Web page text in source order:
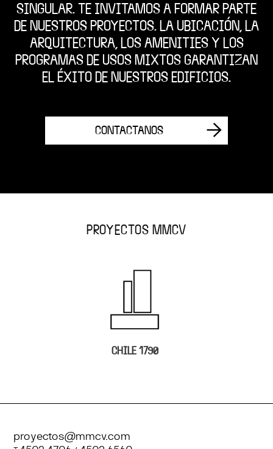
SINGULAR. TE INVITAMOS A FORMAR PARTE
DE NUESTROS PROYECTOS. LA UBICACIÓN, LA
ARQUITECTURA, LOS AMENITIES Y LOS
PROGRAMAS DE USOS MIXTOS GARANTIZAN
EL ÉXITO DE NUESTROS EDIFICIOS.
CONTACTANOS
PROYECTOS MMCV
CHILE 1790
proyectos@mmcv.com